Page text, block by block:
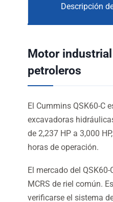
Descripción
Motor
petroleros
El Cummins QSK60-C
excavadoras
de 2,237 HP a 3,000
horas de operación.
El mercado del
MCRS de riel común.
verificarse el sistema